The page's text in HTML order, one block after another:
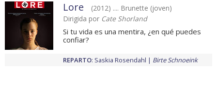
Lore
(2012) .... Brunette (joven)
Dirigida por Cate Shorland
Si tu vida es una mentira, ¿en qué puedes
confiar?
REPARTO: Saskia Rosendahl Birte Schnoeink